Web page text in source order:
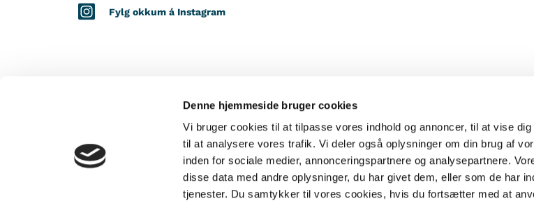
Denne hjemmeside bruger cookies
Vi bruger cookies til at tilpasse vores indhold og annoncer, til at vise
til at analysere vores trafik. Vi deler også oplysninger om din brug af
inden for sociale medier, annonceringspartnere og analysepartnere.
disse data med andre oplysninger, du har givet dem, eller som de har
tjenester. Du samtykker til vores cookies, hvis du fortsætter med at
Fylg okkum á Instagram